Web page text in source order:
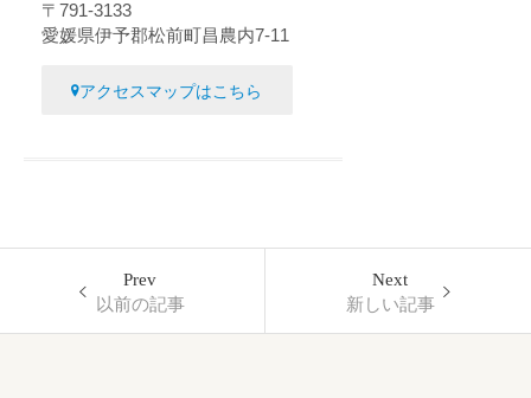
〒791-3133
愛媛県伊予郡松前町昌農内7-11
アクセスマップはこちら
Prev
以前の記事
Next
新しい記事